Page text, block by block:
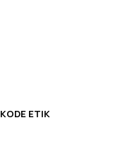
KODE ETIK